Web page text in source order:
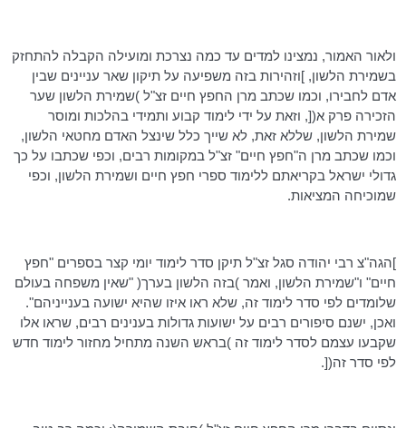
ולאור האמור, נמצינו למדים עד כמה נצרכת ומועילה הקבלה להתחזק
בשמירת הלשון, ]וזהירות בזה משפיעה על תיקון שאר עניינים שבין
אדםלחבירו, וכמו שכתב מרן החפץ חיים זצ"ל )שמירת הלשון שער
הזכירה פרק א([, וזאת על ידי לימוד קבוע ותמידי בהלכות ומוסר
שמירת הלשון, שללא זאת, לא שייך כלל שינצל האדם מחטאי הלשון,
וכמו שכתב מרן ה"חפץ חיים" זצ"ל במקומות רבים, וכפי שכתבו על כך
גדולי ישראל בקריאתם ללימוד ספרי חפץ חיים ושמירת הלשון, וכפי
שמוכיחה המציאות.
]הגה"צ רבי יהודה סגל זצ"ל תיקן סדר לימוד יומי קצר בספרים "חפץ
חיים" ו"שמירת הלשון, ואמר )בזה הלשון בערך( "שאין משפחה בעולם
שלומדים לפי סדר לימוד זה, שלא ראו איזו שהיא ישועה בענייניהם".
ואכן, ישנם סיפורים רבים על ישועות גדולות בענינים רבים, שראו אלו
שקבעו עצמם לסדר לימוד זה )בראש השנה מתחיל מחזור לימוד חדש
לפי סדר זה([.